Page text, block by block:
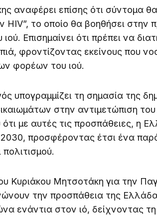
αναφέρει επίσης ότι σύντομα
HIV”, το οποίο θα βοηθήσει στην
Επισημαίνει ότι πρέπει να
φροντίζοντας εκείνους που
φορέων του ιού.
υπογραμμίζει τη σημασία της
στην αντιμετώπιση
με αυτές τις προσπάθειες, η
2030, προσφέροντας έτσι ένα
Κυριάκου Μητσοτάκη για την
την προσπάθεια της
ενάντια στον ιό, δείχνοντας